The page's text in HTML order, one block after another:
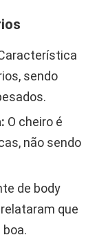
sendo
O cheiro é
não sendo
de body
que